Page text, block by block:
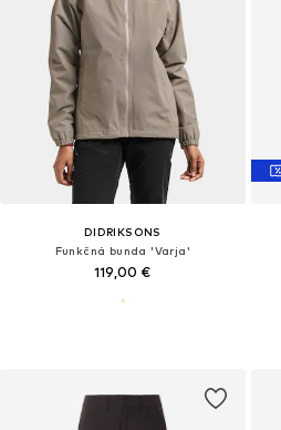
DIDRIKSONS
Funkčná bunda 'Varja'
119,00 €